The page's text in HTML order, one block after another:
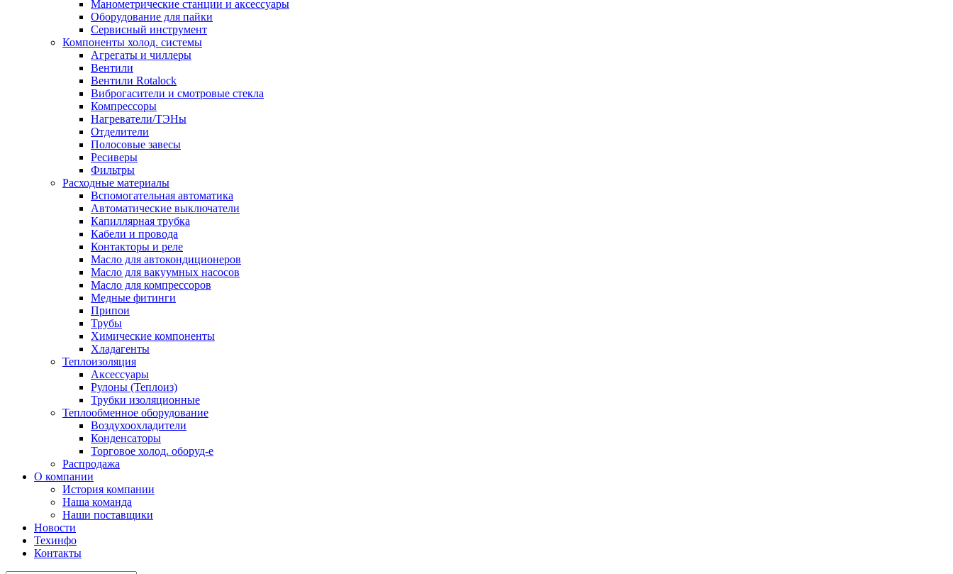
Манометрические станции и аксессуары
Оборудование для пайки
Сервисный инструмент
Компоненты холод. системы
Агрегаты и чиллеры
Вентили
Вентили Rotalock
Виброгасители и смотровые стекла
Компрессоры
Нагреватели/ТЭНы
Отделители
Полосовые завесы
Ресиверы
Фильтры
Расходные материалы
Вспомогательная автоматика
Автоматические выключатели
Капиллярная трубка
Кабели и провода
Контакторы и реле
Масло для автокондиционеров
Масло для вакуумных насосов
Масло для компрессоров
Медные фитинги
Припои
Трубы
Химические компоненты
Хладагенты
Теплоизоляция
Аксессуары
Рулоны (Теплоиз)
Трубки изоляционные
Теплообменное оборудование
Воздухоохладители
Конденсаторы
Торговое холод. оборуд-е
Распродажа
О компании
История компании
Наша команда
Наши поставщики
Новости
Техинфо
Контакты